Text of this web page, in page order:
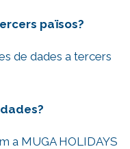
països?
de dades a tercers
a MUGA HOLIDAYS